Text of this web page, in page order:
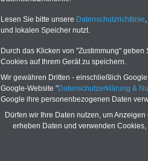
hier
Ratgeber für 7,50 Euro
Lesen Sie bitte unsere Datenschutzrichtlinie
und lokalen Speicher nutzt.
Durch das Klicken von "Zustimmung"
Cookies auf Ihrem Gerät zu speichern.
Wir gewähren Dritten - einschließlich
Google-Website "Datenschutzerklärung &
Google ihre personenbezogenen Daten
Dürfen wir Ihre Daten nutzen, um
erheben Daten und verwenden